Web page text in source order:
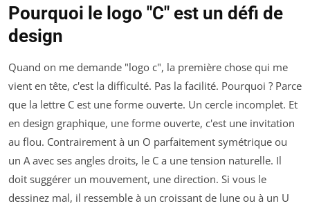
Pourquoi le logo "C" est un défi de
design
Quand on me demande "logo c", la première chose qui me
vient en tête, c'est la difficulté. Pas la facilité. Pourquoi ? Parce
que la lettre C est une forme ouverte. Un cercle incomplet. Et
en design graphique, une forme ouverte, c'est une invitation
au flou. Contrairement à un O parfaitement symétrique ou
un A avec ses angles droits, le C a une tension naturelle. Il
doit suggérer un mouvement, une direction. Si vous le
dessinez mal, il ressemble à un croissant de lune ou à un U